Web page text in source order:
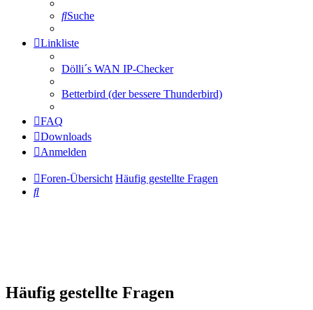
Suche
Linkliste
Dölli´s WAN IP-Checker
Betterbird (der bessere Thunderbird)
FAQ
Downloads
Anmelden
Foren-Übersicht Häufig gestellte Fragen
Suche
Häufig gestellte Fragen